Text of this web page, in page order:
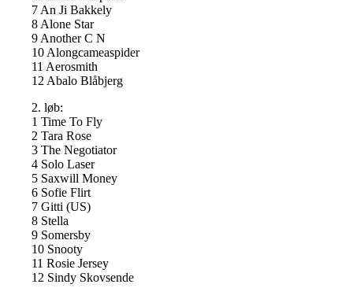
7 An Ji Bakkely
8 Alone Star
9 Another C N
10 Alongcameaspider
11 Aerosmith
12 Abalo Blåbjerg
2. løb:
1 Time To Fly
2 Tara Rose
3 The Negotiator
4 Solo Laser
5 Saxwill Money
6 Sofie Flirt
7 Gitti (US)
8 Stella
9 Somersby
10 Snooty
11 Rosie Jersey
12 Sindy Skovsende